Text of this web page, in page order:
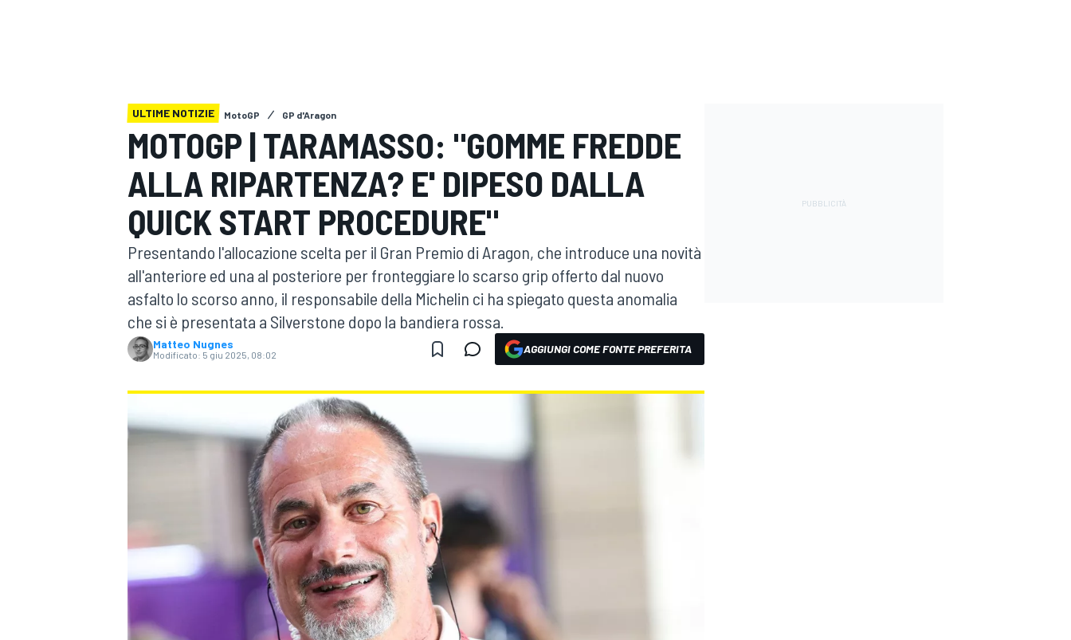
WRC
ULTIME NOTIZIE MotoGP GP d'Aragon
MOTOGP | TARAMASSO: "GOMME FREDDE
ALLA RIPARTENZA? E' DIPESO DALLA
QUICK START PROCEDURE"
Presentando l'allocazione scelta per il Gran Premio di Aragon, che introduce una novità
all'anteriore ed una al posteriore per fronteggiare lo scarso grip offerto dal nuovo
asfalto lo scorso anno, il responsabile della Michelin ci ha spiegato questa anomalia
che si è presentata a Silverstone dopo la bandiera rossa.
Matteo Nugnes
Modificato: 5 giu 2025, 08:02 AGGIUNGI COME FONTE PREFERITA